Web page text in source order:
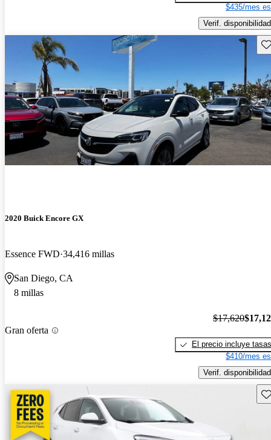
$435/mes
Verif. disponibilidad
Precio reducido
2020 Buick Encore GX
Essence FWD 34,416 millas
San Diego, CA
8 millas
Gran oferta
$17,620
El precio incluye tasas
$410/mes
Verif. disponibilidad